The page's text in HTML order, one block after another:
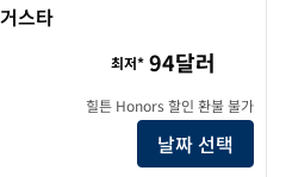
스타
의 호텔 정보 보기
최저* 94달러
힐튼 Honors 할인 환불 불가
날짜 선택